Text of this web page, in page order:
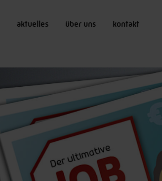
aktuelles über uns kontakt